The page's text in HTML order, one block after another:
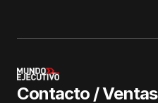
Contacto / Ventas